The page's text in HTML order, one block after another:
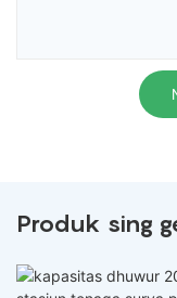
Produk sing